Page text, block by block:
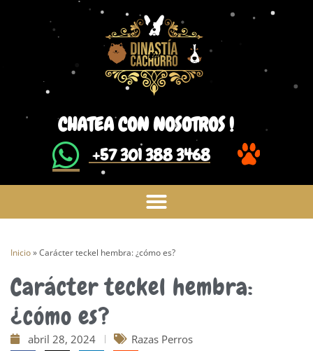
CHATEA CON NOSOTROS !
​ +57 301 388 3468
Inicio»Carácter teckel hembra: ¿cómo es?
Carácter teckel hembra:
¿cómo es?
abril 28, 2024 Razas Perros